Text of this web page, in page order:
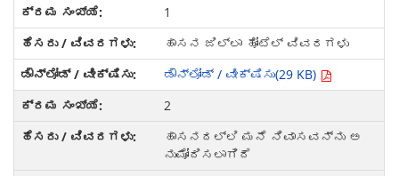
1
ಹಾಸನ ಜಿಲ್ಲಾ ಹೋಟೆಲ್ ವಿವರಗಳು
ಡೌನ್ಲೋಡ್ / ವೀಕ್ಷಿಸು(29 KB)
2
ಹಾಸನದಲ್ಲಿ ಮನೆ ನಿವಾಸವನ್ನು ಅ
ನುಮೋದಿಸಲಾಗಿದೆ